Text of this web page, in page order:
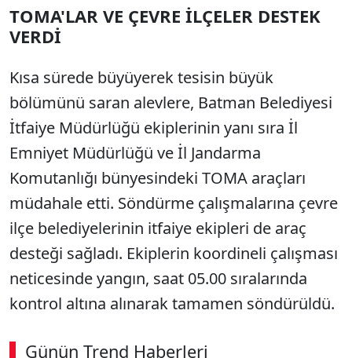
TOMA'LAR VE ÇEVRE İLÇELER DESTEK
VERDİ
Kısa sürede büyüyerek tesisin büyük
bölümünü saran alevlere, Batman Belediyesi
İtfaiye Müdürlüğü ekiplerinin yanı sıra İl
Emniyet Müdürlüğü ve İl Jandarma
Komutanlığı bünyesindeki TOMA araçları
müdahale etti. Söndürme çalışmalarına çevre
ilçe belediyelerinin itfaiye ekipleri de araç
desteği sağladı. Ekiplerin koordineli çalışması
neticesinde yangın, saat 05.00 sıralarında
kontrol altına alınarak tamamen söndürüldü.
Günün Trend Haberleri